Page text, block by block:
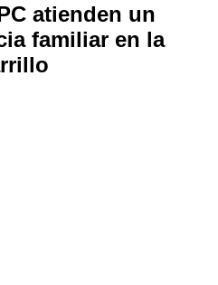
atienden un
familiar en la